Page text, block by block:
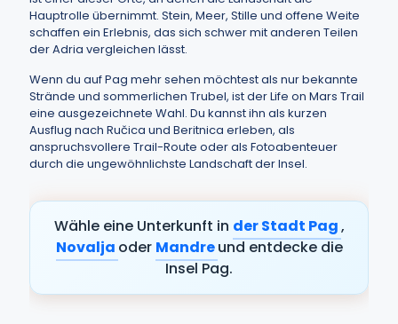
Hauptrolle übernimmt. Stein, Meer, Stille und offene Weite
schaffen ein Erlebnis, das sich schwer mit anderen Teilen
der Adria vergleichen lässt.
Wenn du auf Pag mehr sehen möchtest als nur bekannte
Strände und sommerlichen Trubel, ist der Life on Mars Trail
eine ausgezeichnete Wahl. Du kannst ihn als kurzen
Ausflug nach Ručica und Beritnica erleben, als
anspruchsvollere Trail-Route oder als Fotoabenteuer
durch die ungewöhnlichste Landschaft der Insel.
Wähle eine Unterkunft in der Stadt Pag,
Novalja oder Mandreund entdecke die
Insel Pag.